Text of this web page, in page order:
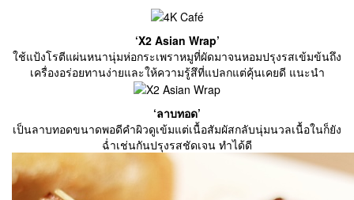
‘X2 Asian Wrap’
ใช้แป้งโรตีแผ่นหนานุ่มห่อกระเพราหมูที่ผัดมาจนหอมปรุงรสเข้มข้นถึง
เครื่องอร่อยทานง่ายและให้ความรู้สึที่แปลกแต่คุ้นเคยดี แนะนำ
‘ลาบทอด’
เป็นลาบทอดขนาดพอดีคำผิวดูเข้มแต่เนื้อสัมผัสกลับนุ่มนวลเนื้อในก็ยัง
ฉ่ำเช่นกันปรุงรสชัดเจน ทำได้ดี